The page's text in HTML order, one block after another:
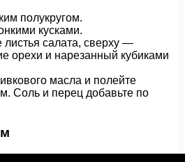
полукругом.
кусками.
салата, сверху —
орехи и нарезанный кубиками
масла и полейте
Соль и перец добавьте по